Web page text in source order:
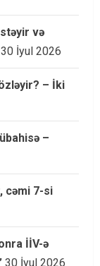
və
30 İyul 2026
– İki
–
cəmi 7-si
İİV-ə
30 İyul 2026